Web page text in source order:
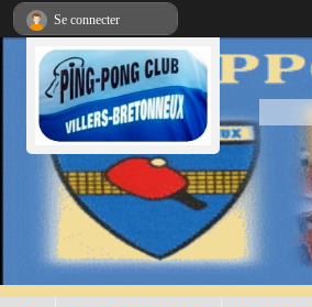
Se connecter
Panneau de gestion des cookies